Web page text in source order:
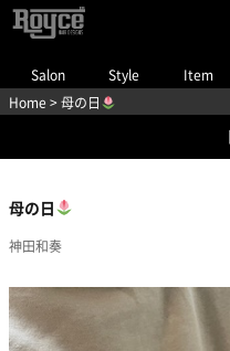
Salon Style Item
Home > 母の日
母の日
神田和奏